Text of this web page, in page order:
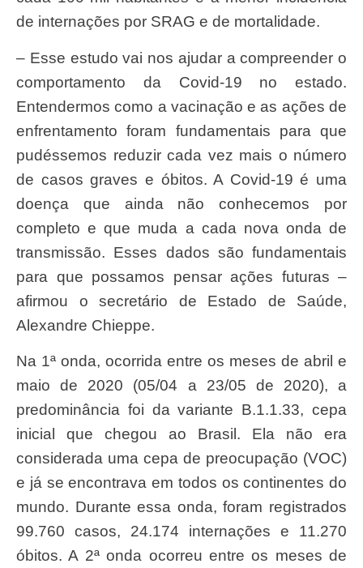
de internações por SRAG e de mortalidade.
– Esse estudo vai nos ajudar a compreender o
comportamento da Covid-19 no estado.
Entendermos como a vacinação e as ações de
enfrentamento foram fundamentais para que
pudéssemos reduzir cada vez mais o número
de casos graves e óbitos. A Covid-19 é uma
doença que ainda não conhecemos por
completo e que muda a cada nova onda de
transmissão. Esses dados são fundamentais
para que possamos pensar ações futuras –
afirmou o secretário de Estado de Saúde,
Alexandre Chieppe.
Na 1ª onda, ocorrida entre os meses de abril e
maio de 2020 (05/04 a 23/05 de 2020), a
predominância foi da variante B.1.1.33, cepa
inicial que chegou ao Brasil. Ela não era
considerada uma cepa de preocupação (VOC)
e já se encontrava em todos os continentes do
mundo. Durante essa onda, foram registrados
99.760 casos, 24.174 internações e 11.270
óbitos. A 2ª onda ocorreu entre os meses de